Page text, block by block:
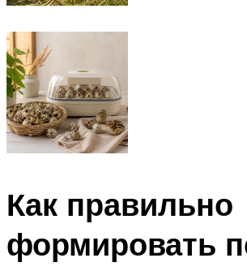
Как правильно
формировать